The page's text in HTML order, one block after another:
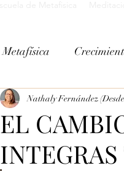
Metafísica
EL
Nathaly Fernández